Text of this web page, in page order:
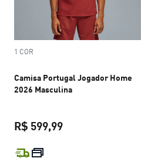
1 COR
Camisa Portugal Jogador Home
2026 Masculina
R$ 599,99
preço atual R$